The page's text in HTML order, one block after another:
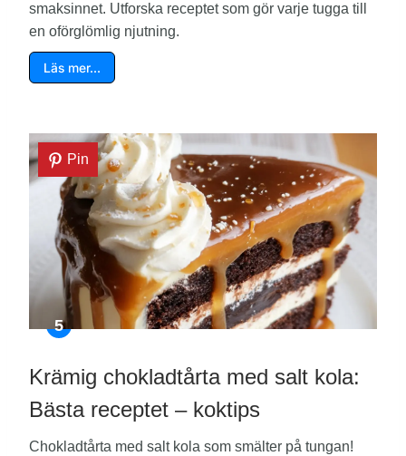
smaksinnet. Utforska receptet som gör varje tugga till
en oförglömlig njutning.
Läs mer…
Pin
Krämig chokladtårta med salt kola:
Bästa receptet – koktips
Chokladtårta med salt kola som smälter på tungan!